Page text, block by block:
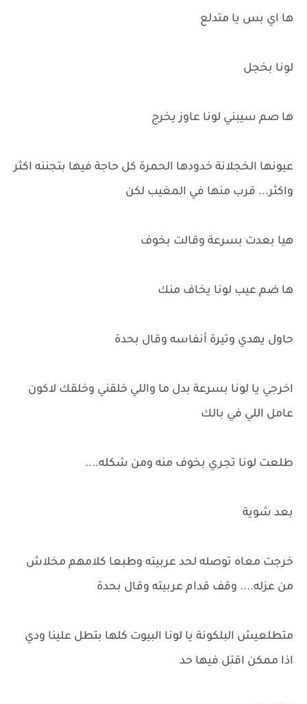
ها اي بس يا متدلع
لونا بخجل
ها صم سيبني لونا عاوز يخرج
عيونها الخجلانة خدودها الحمرة كل حاجة فيها بتجننه اكثر
واكثر... قرب منها في المغيب لكن
هيا بعدت بسرعة وقالت بخوف
ها ضم عيب لونا يخاف منك
حاول يهدي وتيرة أنفاسه وقال بحدة
اخرجي يا لونا بسرعة بدل ما واللي خلقني وخلقك لاكون
عامل اللي في بالك
طلعت لونا تجري بخوف منه ومن شكله....
بعد شوية
خرجت معاه توصله لحد عربيته وطبعا كلامهم مخلاش
من عزله.... وقف قدام عربيته وقال بحدة
متطلعيش البلكونة يا لونا البيوت كلها بتطل علينا ودي
اذا ممكن اقتل فيها حد